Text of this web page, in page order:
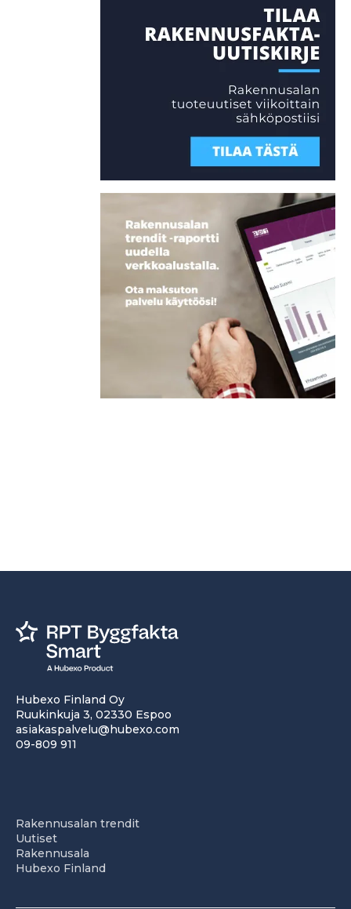
Hubexo Finland Oy
Ruukinkuja 3, 02330 Espoo
asiakaspalvelu@hubexo.com
09-809 911
Rakennusalan trendit
Uutiset
Rakennusala
Hubexo Finland